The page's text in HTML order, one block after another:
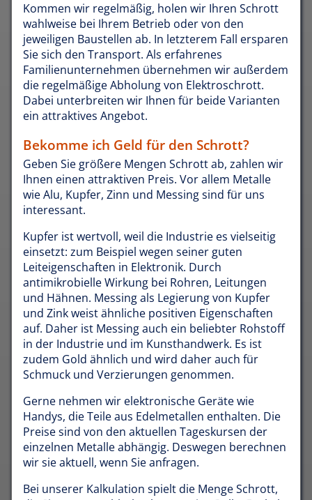
Kommen wir regelmäßig, holen wir Ihren Schrott
wahlweise bei Ihrem Betrieb oder von den
jeweiligen Baustellen ab. In letzterem Fall ersparen
Sie sich den Transport. Als erfahrenes
Familienunternehmen übernehmen wir außerdem
die regelmäßige Abholung von Elektroschrott.
Dabei unterbreiten wir Ihnen für beide Varianten
ein attraktives Angebot.
Bekomme ich Geld für den Schrott?
Geben Sie größere Mengen Schrott ab, zahlen wir
Ihnen einen attraktiven Preis. Vor allem Metalle
wie Alu, Kupfer, Zinn und Messing sind für uns
interessant.
Kupfer ist wertvoll, weil die Industrie es vielseitig
einsetzt: zum Beispiel wegen seiner guten
Leiteigenschaften in Elektronik. Durch
antimikrobielle Wirkung bei Rohren, Leitungen
und Hähnen. Messing als Legierung von Kupfer
und Zink weist ähnliche positiven Eigenschaften
auf. Daher ist Messing auch ein beliebter Rohstoff
in der Industrie und im Kunsthandwerk. Es ist
zudem Gold ähnlich und wird daher auch für
Schmuck und Verzierungen genommen.
Gerne nehmen wir elektronische Geräte wie
Handys, die Teile aus Edelmetallen enthalten. Die
Preise sind von den aktuellen Tageskursen der
einzelnen Metalle abhängig. Deswegen berechnen
wir sie aktuell, wenn Sie anfragen.
Bei unserer Kalkulation spielt die Menge Schrott,